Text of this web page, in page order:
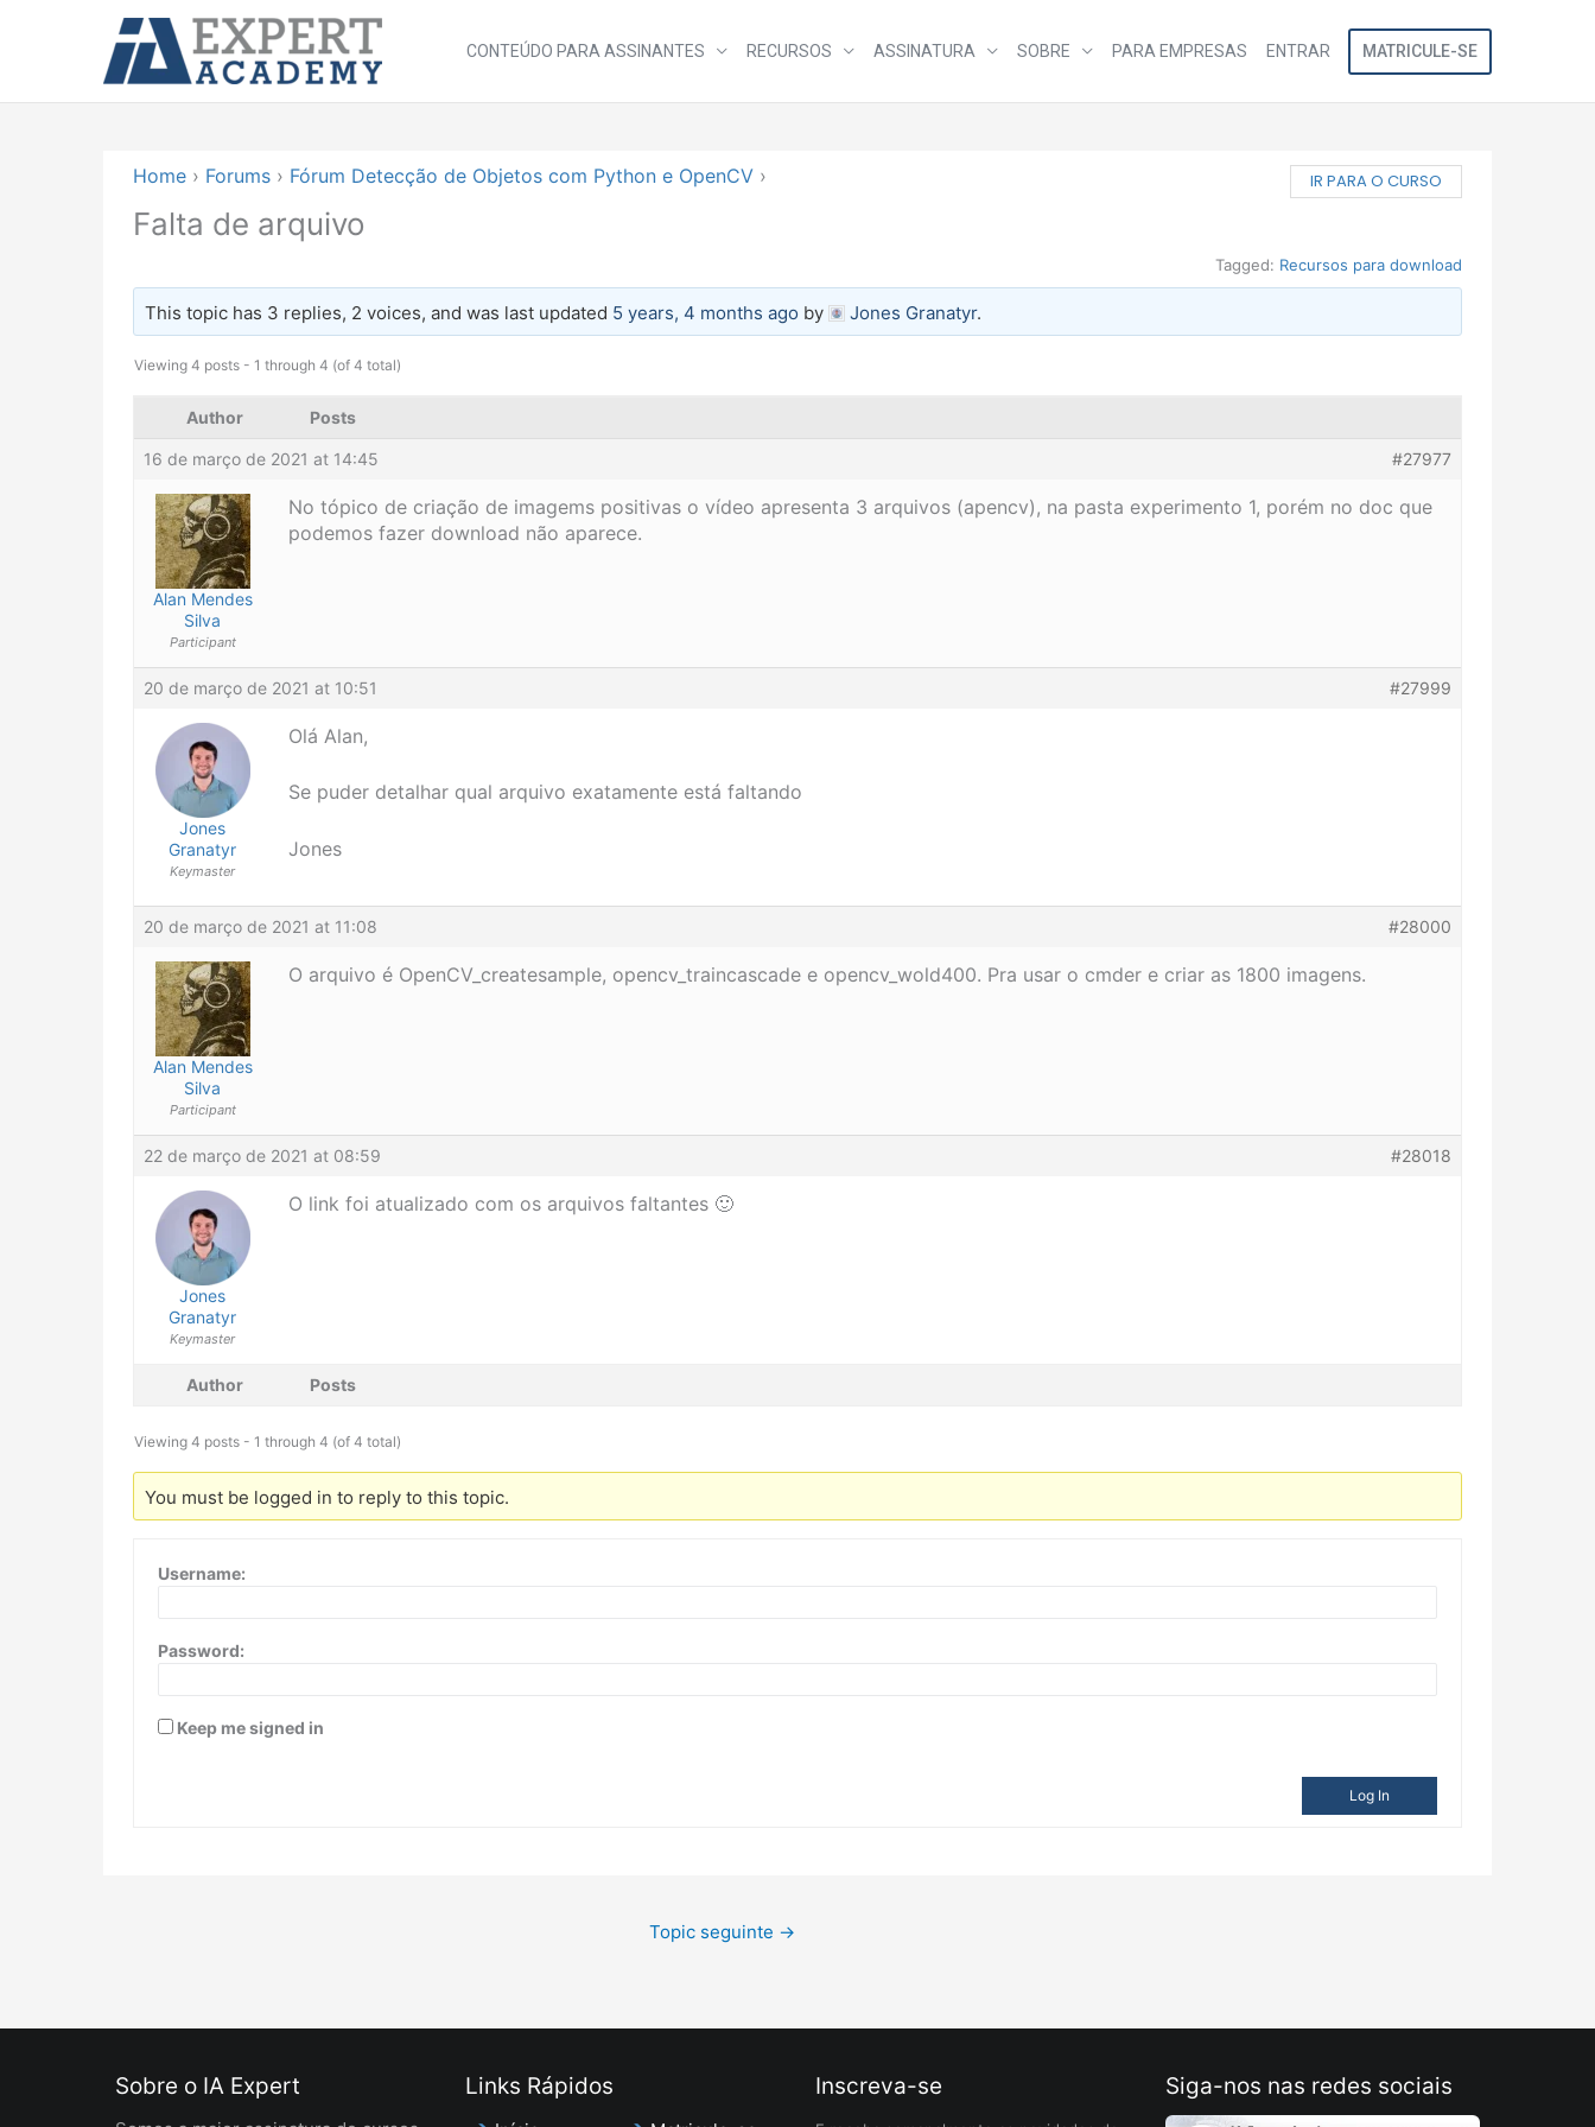
conteúdo
CONTEÚDO PARA ASSINANTES RECURSOS ASSINATURA SOBRE PARA EMPRESAS ENTRAR MATRICULE-SE
Home › Forums › Fórum Detecção de Objetos com Python e OpenCV ›
Falta de arquivo
IR PARA O CURSO
Tagged: Recursos para download
This topic has 3 replies, 2 voices, and was last updated 5 years, 4 months ago by Jones Granatyr.
Viewing 4 posts - 1 through 4 (of 4 total)
Author Posts
16 de março de 2021 at 14:45 #27977
Alan Mendes
Silva
Participant
No tópico de criação de imagems positivas o vídeo apresenta 3 arquivos (apencv), na pasta experimento 1, porém no doc que
podemos fazer download não aparece.
20 de março de 2021 at 10:51 #27999
Jones
Granatyr
Keymaster
Olá Alan,
Se puder detalhar qual arquivo exatamente está faltando
Jones
20 de março de 2021 at 11:08 #28000
Alan Mendes
Silva
Participant
O arquivo é OpenCV_createsample, opencv_traincascade e opencv_wold400. Pra usar o cmder e criar as 1800 imagens.
22 de março de 2021 at 08:59 #28018
Jones
Granatyr
Keymaster
O link foi atualizado com os arquivos faltantes 🙂
Author Posts
Viewing 4 posts - 1 through 4 (of 4 total)
You must be logged in to reply to this topic.
Username:
Password:
Keep me signed in
Log In
Topic seguinte →
Sobre o IA Expert Links Rápidos Inscreva-se Siga-nos nas redes sociais